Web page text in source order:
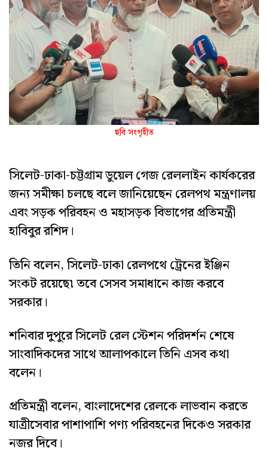
ছবি সংগৃহীত
সিলেট-ঢাকা-চট্টগ্রাম ডুয়েল গেজ রেললাইন কার্যকরের
জন্য সমীক্ষা চলছে বলে জানিয়েছেন রেলপথ মন্ত্রণালয়
এবং সড়ক পরিবহন ও মহাসড়ক বিভাগের প্রতিমন্ত্রী
হাবিবুর রশিদ।
তিনি বলেন, সিলেট-ঢাকা রেলপথে ট্রেনের ইঞ্জিন
সংকট রয়েছে৷ তবে সেসব সমাধানে কাজ করবে
সরকার।
শনিবার দুপুরে সিলেট রেল স্টেশন পরিদর্শন শেষে
সাংবাদিকদের সাথে আলাপকালে তিনি এসব কথা
বলেন।
প্রতিমন্ত্রী বলেন, বাংলাদেশের রেলকে লাভবান করতে
যাত্রীসেবার পাশাপাশি পণ্য পরিবহনের দিকেও সরকার
নজর দিবে।